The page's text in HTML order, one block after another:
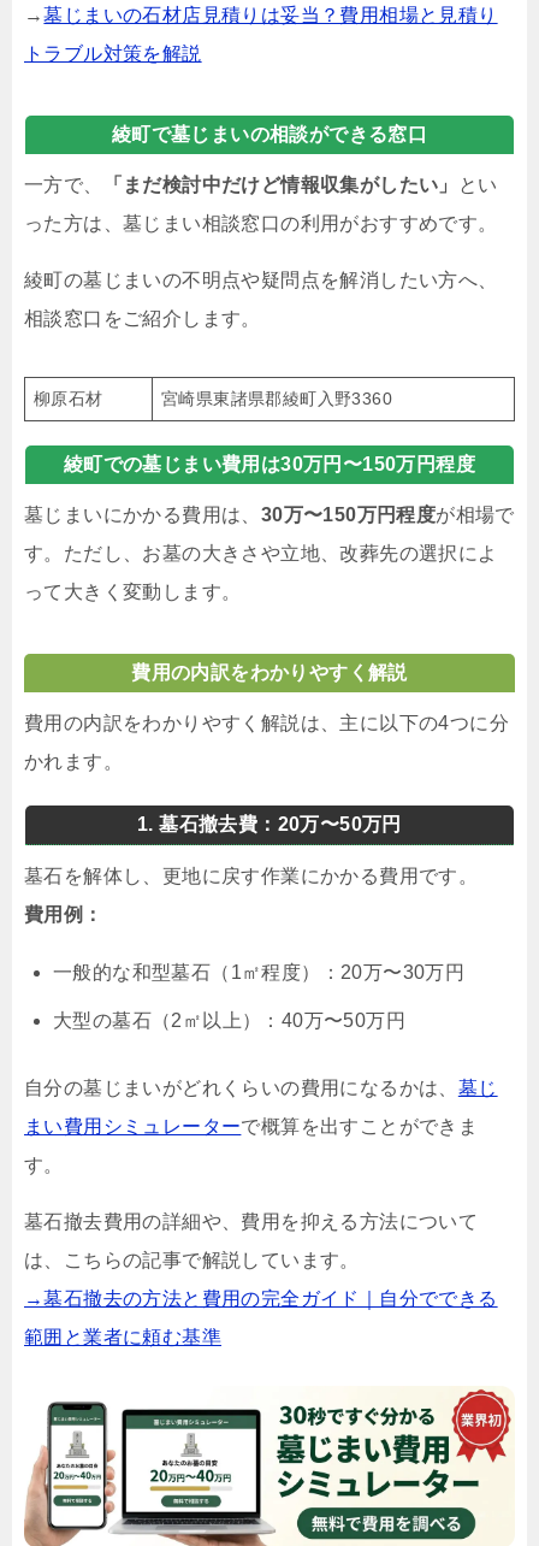
→墓じまいの石材店見積りは妥当？費用相場と見積り
トラブル対策を解説
綾町で墓じまいの相談ができる窓口
一方で、 「まだ検討中だけど情報収集がしたい」
とい
った方は、墓じまい相談窓口の利用がおすすめです。
綾町の墓じまいの不明点や疑問点を解消したい方へ、
相談窓口をご紹介します。
柳原石材 宮崎県東諸県郡綾町入野3360
綾町での墓じまい費用は30万円〜150万円程度
墓じまいにかかる費用は、 30万〜150万円程度が相場で
す。ただし、お墓の大きさや立地、改葬先の選択によ
って大きく変動します。
費用の内訳をわかりやすく解説
費用の内訳をわかりやすく解説は、主に以下の4つに分
かれます。
1. 墓石撤去費：20万〜50万円
墓石を解体し、更地に戻す作業にかかる費用です。
費用例：
一般的な和型墓石（1㎡程度）：20万〜30万円
大型の墓石（2㎡以上）：40万〜50万円
自分の墓じまいがどれくらいの費用になるかは、 墓じ
まい費用シミュレーターで概算を出すことができま
す。
墓石撤去費用の詳細や、費用を抑える方法について
は、こちらの記事で解説しています。
→墓石撤去の方法と費用の完全ガイド｜自分でできる
範囲と業者に頼む基準